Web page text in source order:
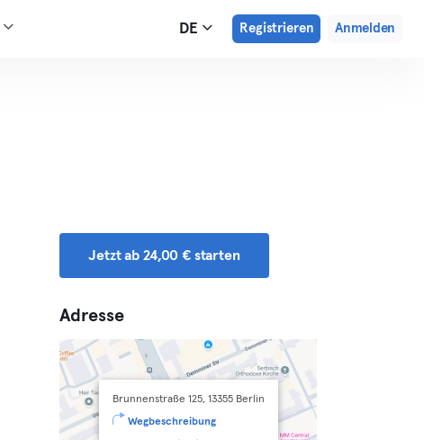
DE Registrieren Anmelden
Jetzt ab 24,00 € starten
Adresse
Brunnenstraße 125, 13355 Berlin
Wegbeschreibung